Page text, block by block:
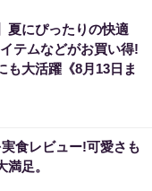
夏にぴったりの快適
テムなどがお買い得!
も大活躍《8月13日ま
食レビュー!可愛さも
足。